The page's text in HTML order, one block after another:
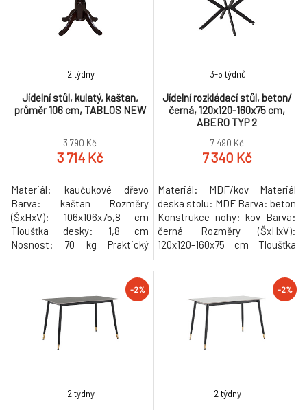
Jídelní stůl, kulatý, kaštan,
průměr 106 cm, TABLOS NEW
2 týdny
3 790 Kč
3 714 Kč
Materiál: kaučukové dřevo
Barva: kaštan Rozměry
(ŠxHxV): 106x106x75,8 cm
Tloušťka desky: 1,8 cm
Nosnost: 70 kg Praktický
Jídelní rozkládací stůl, beton/
černá, 120x120-160x75 cm,
ABERO TYP 2
3-5 týdnů
7 490 Kč
7 340 Kč
Materiál: MDF/kov Materiál
deska stolu: MDF Barva: beton
Konstrukce nohy: kov Barva:
černá Rozměry (ŠxHxV):
120x120-160x75 cm Tloušťka
6 osob Nosnost: 35 kg
Dodáváno v demontu
Hmotnost: 32kg
-2%
2 týdny
-2%
2 týdny